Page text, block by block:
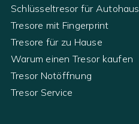
Schlüsseltresor für Autohaus
Tresore mit Fingerprint
Tresore für zu Hause
Warum einen Tresor kaufen
Tresor Notöffnung
Tresor Service